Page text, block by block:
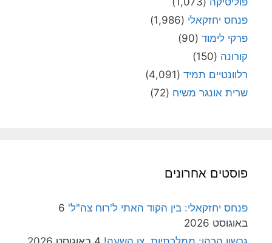
פנחס יחזקאלי (1,986)
פרקי לימוד (90)
קורונה (150)
רלוונטיים תמיד (4,091)
שרית אונגר משיח (72)
פוסטים אחרונים
פנחס יחזקאלי: בין הקוד האתי ל'רוח צה"ל' 6
באוגוסט 2026